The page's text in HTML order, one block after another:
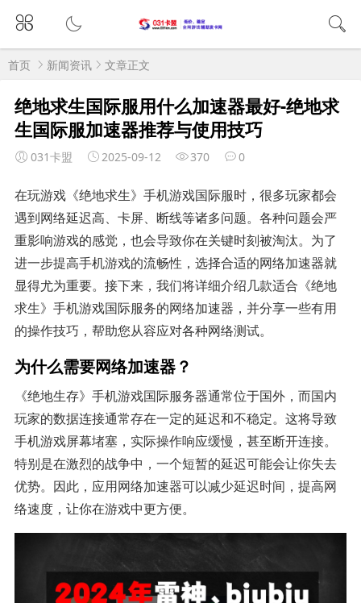
首页 新闻资讯 文章正文
绝地求生国际服用什么加速器最好-绝地求
生国际服加速器推荐与使用技巧
031卡盟 2025-09-12 370 0
在玩游戏《绝地求生》手机游戏国际服时，很多玩家都会
遇到网络延迟高、卡屏、断线等诸多问题。各种问题会严
重影响游戏的感觉，也会导致你在关键时刻被淘汰。为了
进一步提高手机游戏的流畅性，选择合适的网络加速器就
显得尤为重要。接下来，我们将详细介绍几款适合《绝地
求生》手机游戏国际服务的网络加速器，并分享一些有用
的操作技巧，帮助您从容应对各种网络测试。
为什么需要网络加速器？
《绝地生存》手机游戏国际服务器通常位于国外，而国内
玩家的数据连接通常存在一定的延迟和不稳定。这将导致
手机游戏屏幕堵塞，实际操作响应缓慢，甚至断开连接。
特别是在激烈的战争中，一个短暂的延迟可能会让你失去
优势。因此，应用网络加速器可以减少延迟时间，提高网
络速度，让你在游戏中更方便。